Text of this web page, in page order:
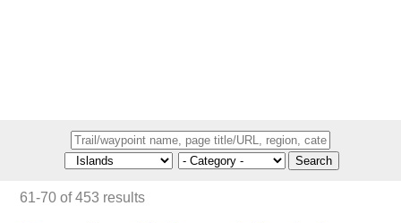
Search
61-70 of 453 results